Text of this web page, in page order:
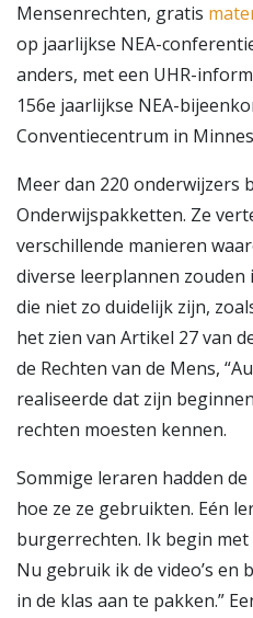
Mensenrechten, gratis
op jaarlijkse NEA-
anders, met een UHR-
156e jaarlijkse NEA-
Conventiecentrum in
Meer dan 220 onderwijzers
Onderwijspakketten. Ze
verschillende manieren
diverse leerplannen zouden
die niet zo duidelijk zijn,
het zien van Artikel 27 van
de Rechten van de Mens,
realiseerde dat zijn
rechten moesten kennen.
Sommige leraren hadden
hoe ze ze gebruikten. Eén
burgerrechten. Ik begin
Nu gebruik ik de video’s en
in de klas aan te pakken.”